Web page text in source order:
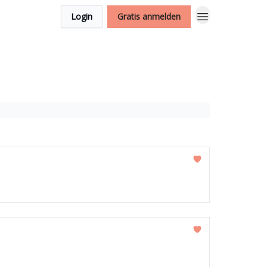
Login Gratis anmelden